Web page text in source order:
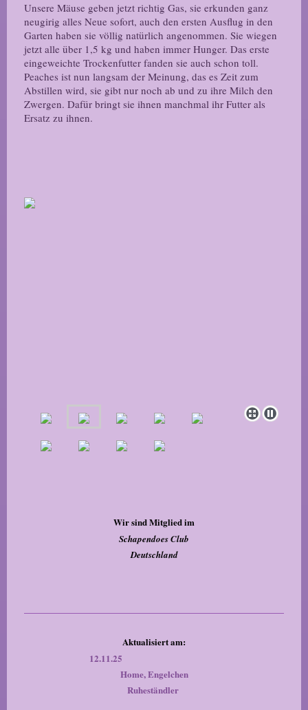
Unsere Mäuse geben jetzt richtig Gas, sie erkunden ganz
neugirig alles Neue sofort, auch den ersten Ausflug in den
Garten haben sie völlig natürlich angenommen. Sie wiegen
jetzt alle über 1,5 kg und haben immer Hunger. Das erste
eingeweichte Trockenfutter fanden sie auch schon toll.
Peaches ist nun langsam der Meinung, das es Zeit zum
Abstillen wird, sie gibt nur noch ab und zu ihre Milch den
Zwergen. Dafür bringt sie ihnen manchmal ihr Futter als
Ersatz zu ihnen.
Wir sind Mitglied im
Schapendoes Club
Deutschland
Aktualisiert am:
12.11.25
Home, Engelchen
Ruheständler